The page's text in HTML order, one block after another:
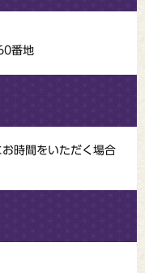
番地
時間をいただく場合